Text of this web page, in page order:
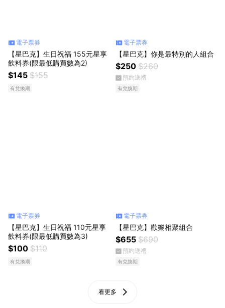
電子票券
【星巴克】生日祝福 155元星享
飲料券(限最低購買數為2)
$145 $155
有兌換期
電子票券
【星巴克】你是最特別的人組合
$250 $260
預約送禮
有兌換期
電子票券
【星巴克】生日祝福 110元星享
飲料券(限最低購買數為3)
$100 $110
有兌換期
電子票券
【星巴克】歡樂相聚組合
$655 $690
預約送禮
有兌換期
看更多